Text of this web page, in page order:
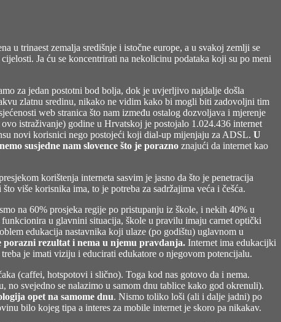
u trinaest zemalja središnje i istočne europe, a u svakoj zemlji se
Ja ću se koncentrirati na nekolicinu podataka koji su po meni
za jedan postotni bod bolja, dok je uvjerljivo najdalje došla
zlatnu sredinu, nikako ne vidim kako bi mogli biti zadovoljni tim
web stranica što nam između ostalog dozvoljava i mjerenje
istraživanje) godine u Hrvatskoj je postojalo 1.024.436 internet
novi korisnici nego postojeći koji dial-up mijenjaju za ADSL. U
susjedne nam slovence što je porazno znajući da internet kao
korištenja interneta sasvim je jasno da što je penetracija
više korisnika ima, to je potreba za sadržajima veća i češća.
na 60% prosjeka regije po pristupanju iz škole, i nekih 40% u
u glavnini situacija, škole u pravilu imaju carnet optički
edukacija nastavnika koji ulaze (po godištu) uglavnom u
porazni rezultat i nema u njemu pravdanja. Internet ima edukacijki
je imati viziju i educirati edukatore o njegovom potencijalu.
(caffei, hotspotovi i slično). Toga kod nas gotovo da i nema.
no svejedno se nalazimo u samom dnu tablice kako god okrenuli).
opet na samome dnu. Nismo toliko loši (ali i dalje jadni) po
bilo kojeg tipa a interes za mobile internet je skoro pa nikakav.